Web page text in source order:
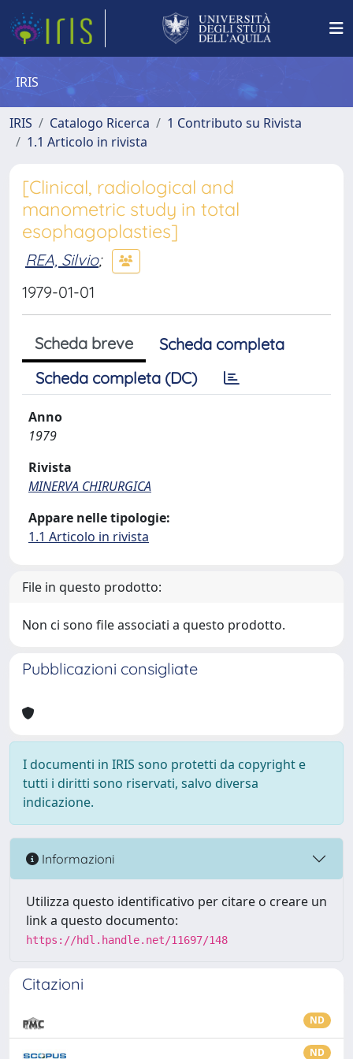
IRIS
IRIS Catalogo Ricerca
1 Contributo su Rivista
1.1 Articolo in rivista
[Clinical, radiological and
manometric study in total
esophagoplasties]
REA, Silvio;
1979-01-01
Scheda breve
Scheda completa
Scheda completa (DC)
Anno
1979
Rivista
MINERVA CHIRURGICA
Appare nelle tipologie:
1.1 Articolo in rivista
File in questo prodotto:
Non ci sono file associati a questo prodotto.
Pubblicazioni consigliate
I documenti in IRIS sono protetti da copyright e
tutti i diritti sono riservati, salvo diversa
indicazione.
Informazioni
Utilizza questo identificativo per citare o creare un
link a questo documento:
https://hdl.handle.net/11697/148
Citazioni
ND
ND